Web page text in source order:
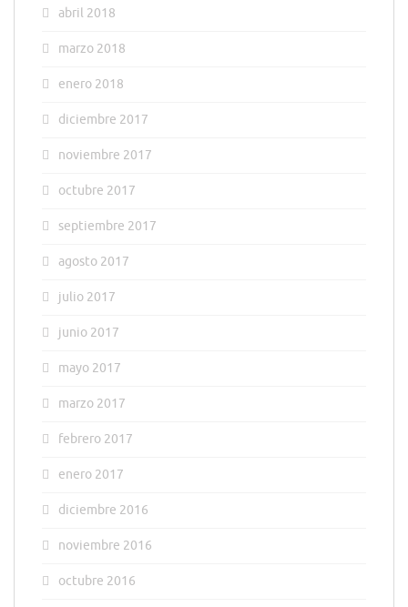
abril 2018
marzo 2018
enero 2018
diciembre 2017
noviembre 2017
octubre 2017
septiembre 2017
agosto 2017
julio 2017
junio 2017
mayo 2017
marzo 2017
febrero 2017
enero 2017
diciembre 2016
noviembre 2016
octubre 2016